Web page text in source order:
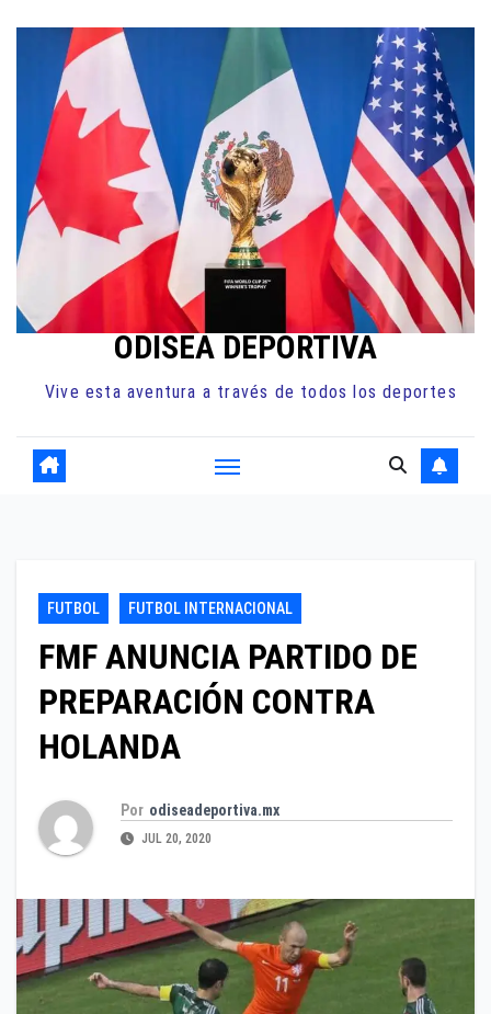
contenido
ODISEA DEPORTIVA
Vive esta aventura a través de todos los deportes
FUTBOL FUTBOL INTERNACIONAL
FMF ANUNCIA PARTIDO DE
PREPARACIÓN CONTRA
HOLANDA
Por odiseadeportiva.mx
JUL 20, 2020